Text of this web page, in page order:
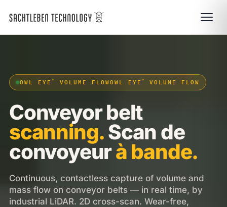
OWL EYE ® VOLUME FLOWOWL EYE ® VOLUME FLOW
Conveyor belt
scanning.Scan de
convoyeurà bande.
Continuous, contactless capture of volume and
mass flow on conveyor belts — in real time, by
industrial LiDAR. 2D cross-scan. Wear-free,